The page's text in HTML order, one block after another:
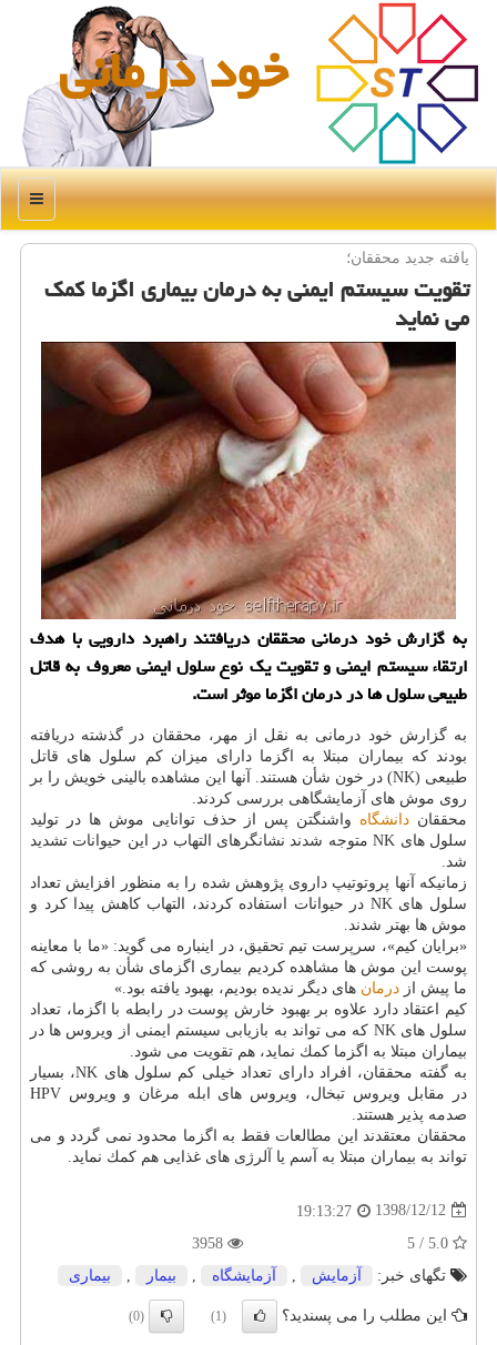
خود درمانی
منو
یافته جدید محققان؛
تقویت سیستم ایمنی به درمان بیماری اگزما كمك
می نماید
به گزارش خود درمانی محققان دریافتند راهبرد دارویی با هدف
ارتقاء سیستم ایمنی و تقویت یك نوع سلول ایمنی معروف به قاتل
طبیعی سلول ها در درمان اگزما موثر است.
به گزارش خود درمانی به نقل از مهر، محققان در گذشته دریافته
بودند كه بیماران مبتلا به اگزما دارای میزان كم سلول های قاتل
طبیعی (NK) در خون شأن هستند. آنها این مشاهده بالینی خویش را بر
روی موش های آزمایشگاهی بررسی كردند.
محققان دانشگاه واشنگتن پس از حذف توانایی موش ها در تولید
سلول های NK متوجه شدند نشانگرهای التهاب در این حیوانات تشدید
شد.
زمانیكه آنها پروتوتیپ داروی پژوهش شده را به منظور افزایش تعداد
سلول های NK در حیوانات استفاده كردند، التهاب كاهش پیدا كرد و
موش ها بهتر شدند.
«برایان كیم»، سرپرست تیم تحقیق، در اینباره می گوید: «ما با معاینه
پوست این موش ها مشاهده كردیم بیماری اگزمای شأن به روشی كه
ما پیش از درمان های دیگر ندیده بودیم، بهبود یافته بود.»
كیم اعتقاد دارد علاوه بر بهبود خارش پوست در رابطه با اگزما، تعداد
سلول های NK كه می تواند به بازیابی سیستم ایمنی از ویروس ها در
بیماران مبتلا به اگزما كمك نماید، هم تقویت می شود.
به گفته محققان، افراد دارای تعداد خیلی كم سلول های NK، بسیار
در مقابل ویروس تبخال، ویروس های ابله مرغان و ویروس HPV
صدمه پذیر هستند.
محققان معتقدند این مطالعات فقط به اگزما محدود نمی گردد و می
تواند به بیماران مبتلا به آسم یا آلرژی های غذایی هم كمك نماید.
1398/12/12
19:13:27
تگهای خبر:
آزمایش آزمایشگاه بیمار بیماری
این مطلب را می پسندید؟ (1)
(0)